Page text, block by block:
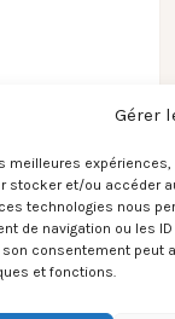
Gérer
meilleures
stocker et/ou accéder
technologies nous
de navigation ou les
son consentement peut
et fonctions.
2023 et 2024 →